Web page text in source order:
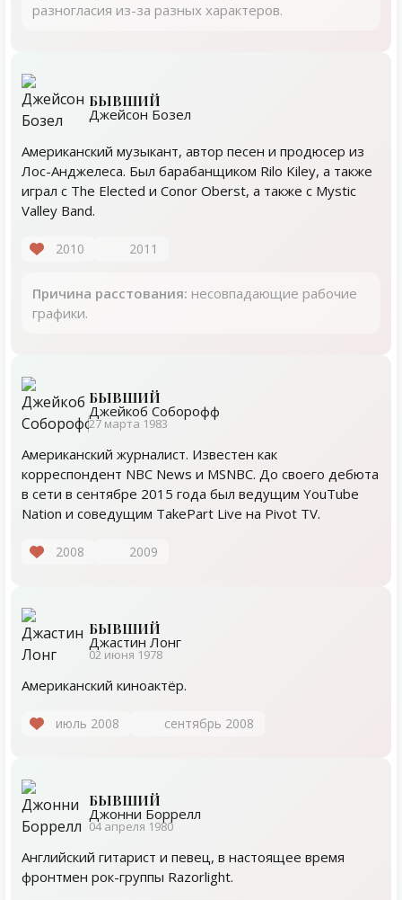
разногласия из-за разных характеров.
БЫВШИЙ
Джейсон Бозел
Американский музыкант, автор песен и продюсер из
Лос-Анджелеса. Был барабанщиком Rilo Kiley, а также
играл с The Elected и Conor Oberst, а также с Mystic
Valley Band.
2010 2011
Причина расстования: несовпадающие рабочие
графики.
БЫВШИЙ
Джейкоб Соборофф
27 марта 1983
Американский журналист. Известен как
корреспондент NBC News и MSNBC. До своего дебюта
в сети в сентябре 2015 года был ведущим YouTube
Nation и соведущим TakePart Live на Pivot TV.
2008 2009
БЫВШИЙ
Джастин Лонг
02 июня 1978
Американский киноактёр.
июль 2008 сентябрь 2008
БЫВШИЙ
Джонни Боррелл
04 апреля 1980
Английский гитарист и певец, в настоящее время
фронтмен рок-группы Razorlight.